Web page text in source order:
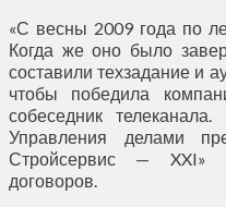
«С весны 2009 года по
Когда же оно было
составили техзадание и
чтобы победила
собеседник
Управления делами
Стройсервис — XXI»
договоров.